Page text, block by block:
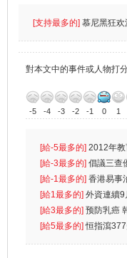
[支持最多的] 慕尼黑狂欢
對本文中的事件或人物打
-5 -4 -3 -2 -1 0 1
[給-5最多的] 2012年教
首位
[給-3最多的] 倡議三查
生
[給-1最多的] 香港易事
k）”项目
[給1最多的] 外資連續9
[給3最多的] 预防乳癌
[給5最多的]恒指瀉